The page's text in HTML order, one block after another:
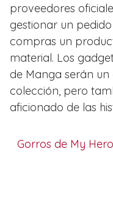
proveedores
gestionar un
compras un
material. Los
de Manga serán
colección, pero
aficionado de las
Gorros de My